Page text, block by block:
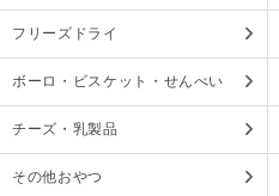
フリーズドライ
ボーロ・ビスケット・せんべい
チーズ・乳製品
その他おやつ